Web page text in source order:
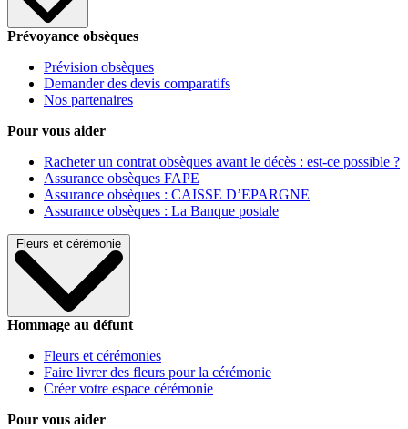
Prévoyance obsèques
Prévision obsèques
Demander des devis comparatifs
Nos partenaires
Pour vous aider
Racheter un contrat obsèques avant le décès : est-ce possible ?
Assurance obsèques FAPE
Assurance obsèques : CAISSE D’EPARGNE
Assurance obsèques : La Banque postale
Fleurs et cérémonie
Hommage au défunt
Fleurs et cérémonies
Faire livrer des fleurs pour la cérémonie
Créer votre espace cérémonie
Pour vous aider